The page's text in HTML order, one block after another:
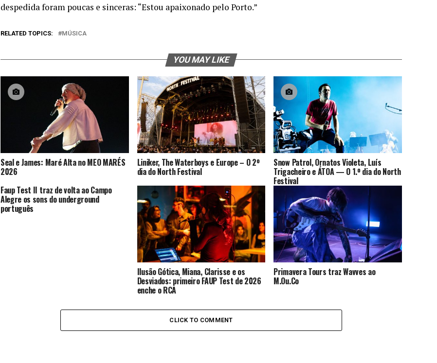
despedida foram poucas e sinceras: “Estou apaixonado pelo Porto.”
RELATED TOPICS: MÚSICA
YOU MAY LIKE
Seal e James: Maré Alta no MEO MARÉS
2026
Liniker, The Waterboys e Europe – O 2º
dia do North Festival
Snow Patrol, Ornatos Violeta, Luís
Trigacheiro e ÁTOA — O 1.º dia do North
Festival
Faup Test II traz de volta ao Campo
Alegre os sons do underground
português
Ilusão Gótica, Miana, Clarisse e os
Desviados: primeiro FAUP Test de 2026
enche o RCA
Primavera Tours traz Wavves ao
M.Ou.Co
CLICK TO COMMENT